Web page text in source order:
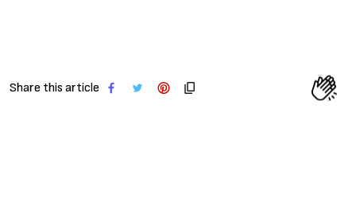
Share this article